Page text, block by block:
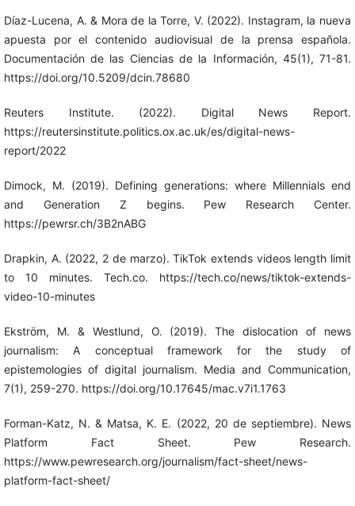
Díaz-Lucena, A. & Mora de la Torre, V. (2022). Instagram, la nueva
apuesta por el contenido audiovisual de la prensa española.
Documentación de las Ciencias de la Información, 45(1), 71-81.
https://doi.org/10.5209/dcin.78680
Reuters Institute. (2022). Digital News Report.
https://reutersinstitute.politics.ox.ac.uk/es/digital-news-
report/2022
Dimock, M. (2019). Defining generations: where Millennials end
and Generation Z begins. Pew Research Center.
https://pewrsr.ch/3B2nABG
Drapkin, A. (2022, 2 de marzo). TikTok extends videos length limit
to 10 minutes. Tech.co. https://tech.co/news/tiktok-extends-
video-10-minutes
Ekström, M. & Westlund, O. (2019). The dislocation of news
journalism: A conceptual framework for the study of
epistemologies of digital journalism. Media and Communication,
7(1), 259-270. https://doi.org/10.17645/mac.v7i1.1763
Forman-Katz, N. & Matsa, K. E. (2022, 20 de septiembre). News
Platform Fact Sheet. Pew Research.
https://www.pewresearch.org/journalism/fact-sheet/news-
platform-fact-sheet/